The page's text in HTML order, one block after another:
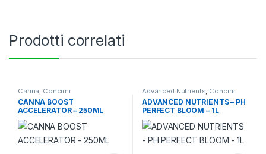
Prodotti correlati
Canna, Concimi
CANNA BOOST
ACCELERATOR – 250ML
Advanced Nutrients, Concimi
ADVANCED NUTRIENTS – PH
PERFECT BLOOM – 1L